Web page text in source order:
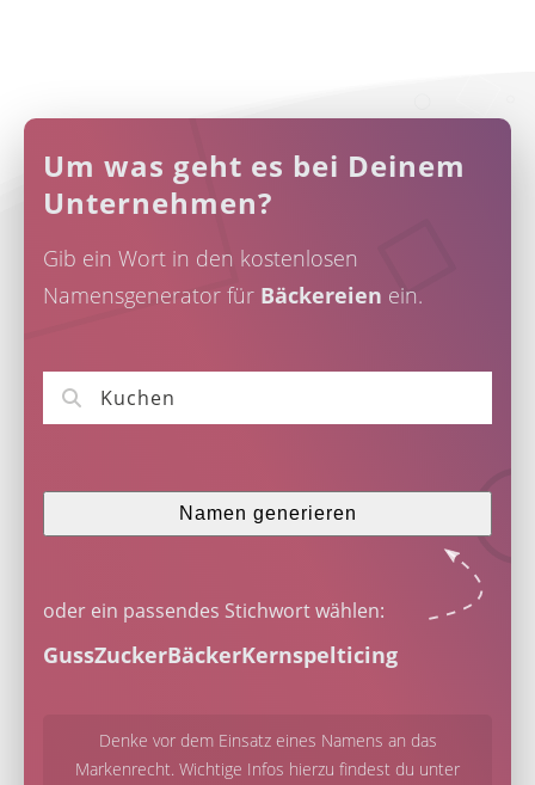
Um was geht es bei Deinem
Unternehmen?
Gib ein Wort in den kostenlosen
Namensgenerator für Bäckereien ein.
Namen generieren
oder ein passendes Stichwort wählen:
GussZuckerBäckerKernspelticing
Denke vor dem Einsatz eines Namens an das
Markenrecht. Wichtige Infos hierzu findest du unter